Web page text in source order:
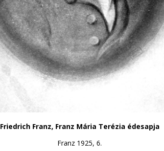
Friedrich Franz, Franz Mária Terézia édesapja
Franz 1925, 6.